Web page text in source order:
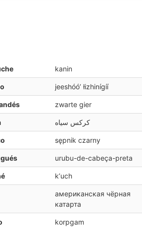
kanin
jeeshóóʼ łizhinígíí
zwarte gier
کرکس سیاه
sępnik czarny
urubu-de-cabeça-preta
kʼuch
американская чёрная
катарта
korpgam